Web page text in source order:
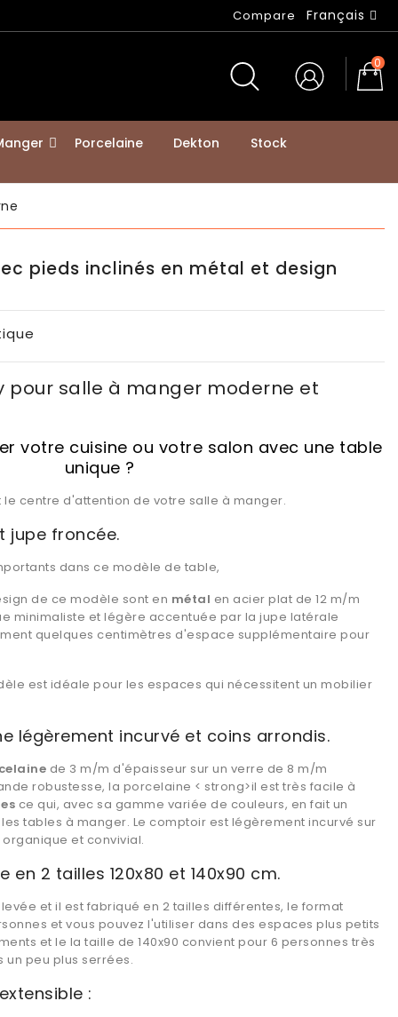
Compare Français
0
Porcelaine Dekton Stock
pieds inclinés en métal et design
pour salle à manger moderne et
votre cuisine ou votre salon avec une table
unique ?
centre d'attention de votre salle à manger.
jupe froncée.
dans ce modèle de table,
de ce modèle sont en métal en acier plat de 12 m/m
minimaliste et légère accentuée par la jupe latérale
quelques centimètres d'espace supplémentaire pour
est idéale pour les espaces qui nécessitent un mobilier
légèrement incurvé et coins arrondis.
de 3 m/m d'épaisseur sur un verre de 8 m/m
robustesse, la porcelaine < strong>il est très facile à
ce qui, avec sa gamme variée de couleurs, en fait un
tables à manger. Le comptoir est légèrement incurvé sur
et convivial.
2 tailles 120x80 et 140x90 cm.
et il est fabriqué en 2 tailles différentes, le format
et vous pouvez l'utiliser dans des espaces plus petits
et le la taille de 140x90 convient pour 6 personnes très
peu plus serrées.
: